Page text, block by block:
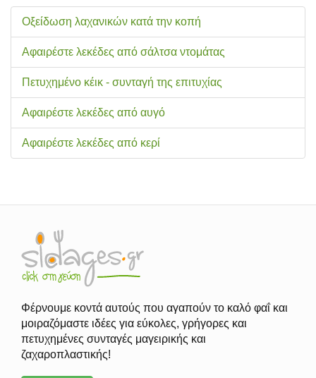
Οξείδωση λαχανικών κατά την κοπή
Αφαιρέστε λεκέδες από σάλτσα ντομάτας
Πετυχημένο κέικ - συνταγή της επιτυχίας
Αφαιρέστε λεκέδες από αυγό
Αφαιρέστε λεκέδες από κερί
Φέρνουμε κοντά αυτούς που αγαπούν το καλό φαΐ και
μοιραζόμαστε ιδέες για εύκολες, γρήγορες και
πετυχημένες συνταγές μαγειρικής και
ζαχαροπλαστικής!